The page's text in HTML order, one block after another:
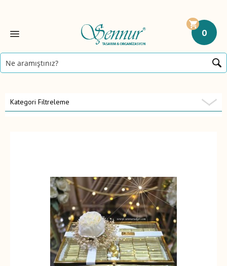
0
Kategori Filtreleme